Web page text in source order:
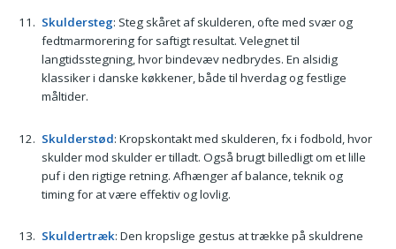
Skuldersteg: Steg skåret af skulderen, ofte med svær og
fedtmarmorering for saftigt resultat. Velegnet til
langtidsstegning, hvor bindevæv nedbrydes. En alsidig
klassiker i danske køkkener, både til hverdag og festlige
måltider.
Skulderstød: Kropskontakt med skulderen, fx i fodbold, hvor
skulder mod skulder er tilladt. Også brugt billedligt om et lille
puf i den rigtige retning. Afhænger af balance, teknik og
timing for at være effektiv og lovlig.
Skuldertræk: Den kropslige gestus at trække på skuldrene